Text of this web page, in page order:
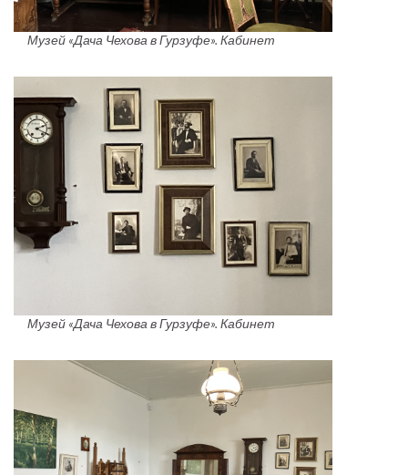
Музей «Дача Чехова в Гурзуфе». Кабинет
Музей «Дача Чехова в Гурзуфе». Кабинет